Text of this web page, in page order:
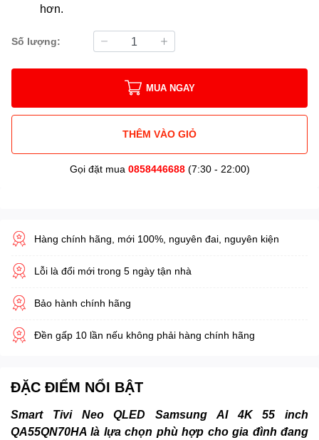
hơn.
Số lượng:
MUA NGAY
THÊM VÀO GIỎ
Gọi đặt mua 0858446688(7:30 - 22:00)
Hàng chính hãng, mới 100%, nguyên đai, nguyên kiện
Lỗi là đổi mới trong 5 ngày tận nhà
Bảo hành chính hãng
Đền gấp 10 lần nếu không phải hàng chính hãng
ĐẶC ĐIỂM NỔI BẬT
Smart Tivi Neo QLED Samsung AI 4K 55 inch
QA55QN70HA là lựa chọn phù hợp cho gia đình đang